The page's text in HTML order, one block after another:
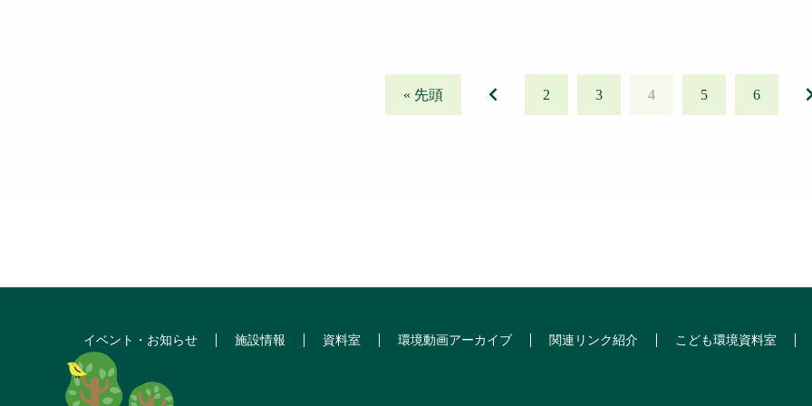
« 先頭 2 3 4 5 6
イベント・お知らせ 施設情報 資料室 環境動画アーカイブ 関連リンク紹介 こども環境資料室